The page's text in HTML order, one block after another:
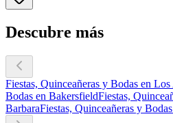
Descubre más
Fiestas, Quinceañeras y Bodas en
Bodas en BakersfieldFiestas,
BarbaraFiestas, Quinceañeras y